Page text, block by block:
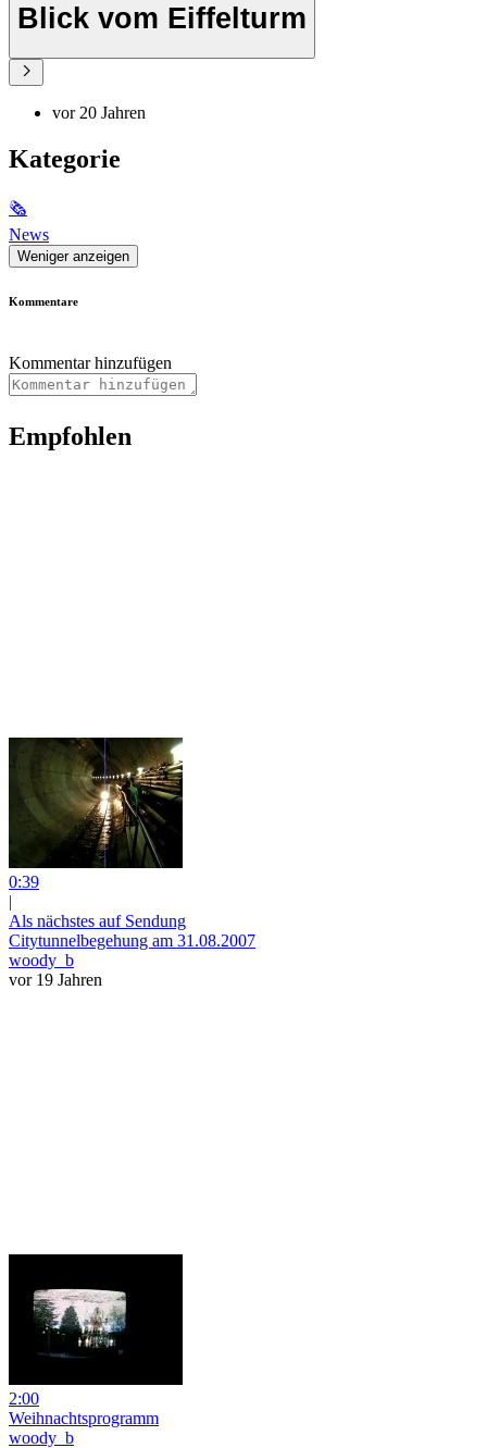
Blick vom Eiffelturm
vor 20 Jahren
Kategorie
🗞
News
Weniger anzeigen
Kommentare
Kommentar hinzufügen
Empfohlen
0:39
|
Als nächstes auf Sendung
Citytunnelbegehung am 31.08.2007
woody_b
vor 19 Jahren
2:00
Weihnachtsprogramm
woody_b